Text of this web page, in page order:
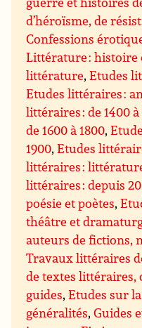
d’héroïsme, de
Confessions
Littérature : histoire
littérature,Etudes
Etudes littéraires :
littéraires : de 1400 à
de 1600 à 1800,
1900,Etudes
littéraires :
littéraires : depuis
poésie et poètes,
théâtre et
auteurs de fictions,
Travaux littéraires
de textes littéraires,
guides,Etudes sur
généralités,Guides